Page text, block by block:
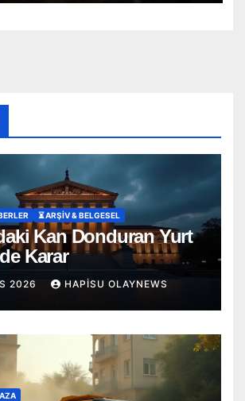
⏳ ARŞİV & BELGESEL
Kan Donduran Yurt
Karar
2026 HAPISU OLAYNEWS